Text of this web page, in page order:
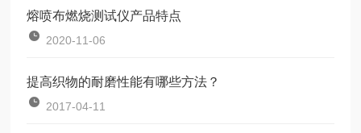
熔喷布燃烧测试仪产品特点
2020-11-06
提高织物的耐磨性能有哪些方法？
2017-04-11